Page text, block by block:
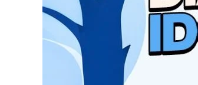
Catve.com